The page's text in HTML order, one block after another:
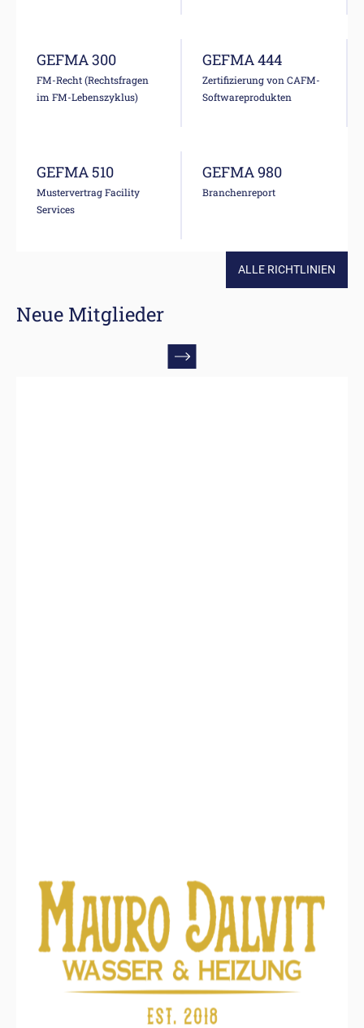
GEFMA 300
FM-Recht (Rechtsfragen
im FM-Lebenszyklus)
GEFMA 444
Zertifizierung von CAFM-
Softwareprodukten
GEFMA 510
Mustervertrag Facility
Services
GEFMA 980
Branchenreport
ALLE RICHTLINIEN
Neue Mitglieder